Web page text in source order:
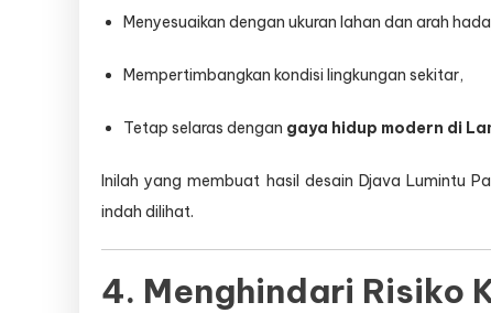
Menyesuaikan dengan ukuran lahan dan arah
Mempertimbangkan kondisi lingkungan sekitar,
Tetap selaras dengan gaya hidup modern di
Inilah yang membuat hasil desain Djava Lumintu
indah dilihat.
4. Menghindari Risiko